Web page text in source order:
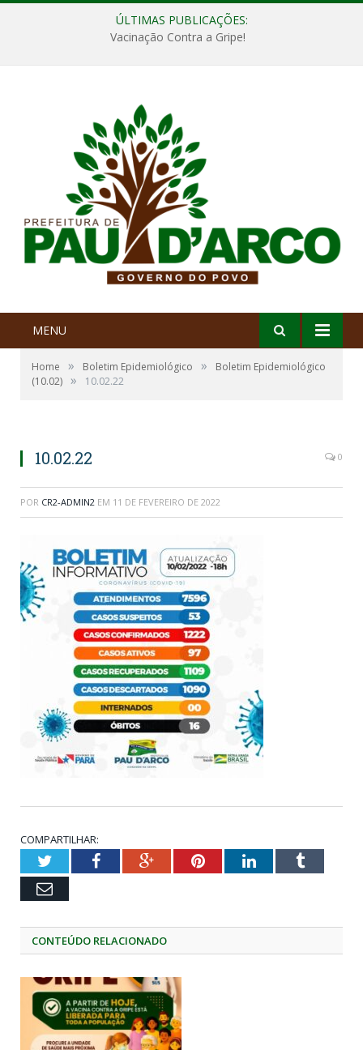
ÚLTIMAS PUBLICAÇÕES:
Vacinação Contra a Gripe!
MENU
Home » Boletim Epidemiológico »
Boletim Epidemiológico
(10.02) » 10.02.22
10.02.22 0
POR CR2-ADMIN2 EM 11 DE FEVEREIRO DE 2022
COMPARTILHAR:
TwitterFacebookGoogle+PinterestLinkedInTumblr
Email
CONTEÚDO RELACIONADO